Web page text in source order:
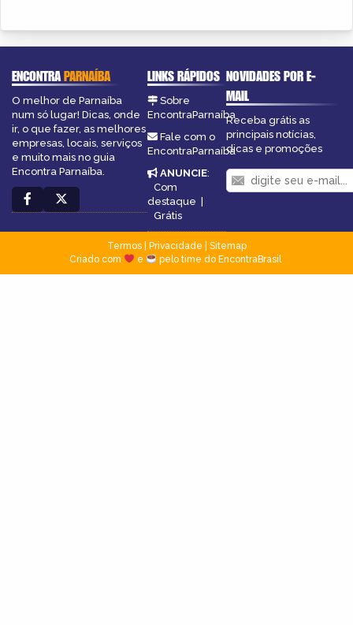
ENCONTRAPARNAÍBA
O melhor de Parnaíba
num só lugar! Dicas, onde
ir, o que fazer, as melhores
empresas, locais, serviços
e muito mais no guia
Encontra Parnaíba.
LINKS RÁPIDOS
Sobre
EncontraParnaíba
Fale com o
EncontraParnaíba
ANUNCIE:
Com
destaque
Grátis
NOVIDADES POR E-
MAIL
Receba grátis as
principais notícias,
dicas e promoções
Termos| Privacidade
Sitemap
Criado com
e pelo time do EncontraBrasil